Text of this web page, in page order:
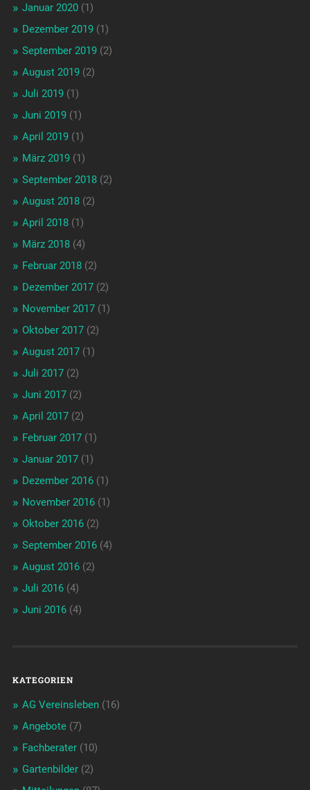
Januar 2020(1)
Dezember 2019(1)
September 2019(2)
August 2019(2)
Juli 2019(1)
Juni 2019(1)
April 2019(1)
März 2019(1)
September 2018(2)
August 2018(2)
April 2018(1)
März 2018(4)
Februar 2018(2)
Dezember 2017(2)
November 2017(1)
Oktober 2017(2)
August 2017(1)
Juli 2017(2)
Juni 2017(2)
April 2017(2)
Februar 2017(1)
Januar 2017(1)
Dezember 2016(1)
November 2016(1)
Oktober 2016(2)
September 2016(4)
August 2016(2)
Juli 2016(4)
Juni 2016(4)
KATEGORIEN
AG Vereinsleben(16)
Angebote(7)
Fachberater(10)
Gartenbilder(2)